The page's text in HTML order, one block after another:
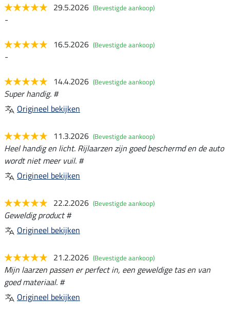
29.5.2026 (Bevestigde aankoop)
-
16.5.2026 (Bevestigde aankoop)
-
14.4.2026 (Bevestigde aankoop)
Super handig. #
Origineel bekijken
11.3.2026 (Bevestigde aankoop)
Heel handig en licht. Rijlaarzen zijn goed beschermd en de auto
wordt niet meer vuil. #
Origineel bekijken
22.2.2026 (Bevestigde aankoop)
Geweldig product #
Origineel bekijken
21.2.2026 (Bevestigde aankoop)
Mijn laarzen passen er perfect in, een geweldige tas en van
goed materiaal. #
Origineel bekijken